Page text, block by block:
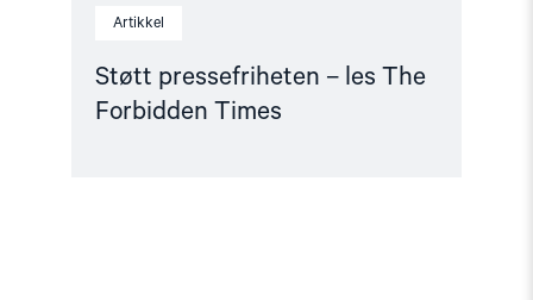
Artikkel
Støtt pressefriheten – les The
Forbidden Times